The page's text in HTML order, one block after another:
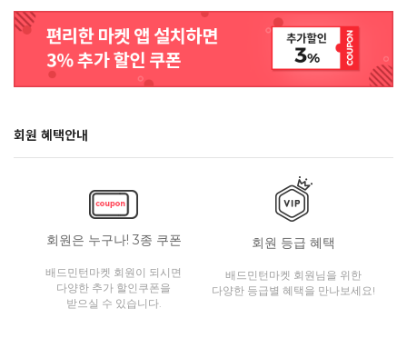
회원 혜택안내
회원은 누구나! 3종 쿠폰
배드민턴마켓 회원이 되시면
다양한 추가 할인쿠폰을
받으실 수 있습니다.
회원 등급 혜택
배드민턴마켓 회원님을 위한
다양한 등급별 혜택을 만나보세요!